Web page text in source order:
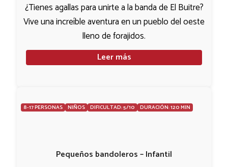
¿Tienes agallas para unirte a la banda de El Buitre?
Vive una increíble aventura en un pueblo del oeste
lleno de forajidos.
Leer más
8-17 PERSONAS NIÑOS DIFICULTAD: 5/10 DURACIÓN: 120 MIN
Pequeños bandoleros – Infantil